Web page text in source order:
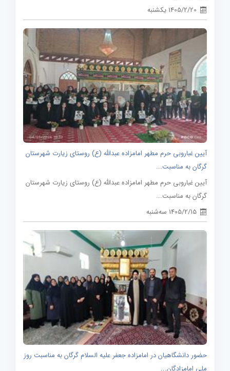
1405/2/20 یکشنبه
آیین غباروبی حرم مطهر امامزاده عبدالله (ع) روستای زیارت شهرستان
گرگان به مناسبت...
آیین غباروبی حرم مطهر امامزاده عبدالله (ع) روستای زیارت شهرستان
گرگان به مناسبت...
1405/2/15 سه‌شنبه
حضور دانشگاهیان در امامزاده جعفر علیه السلام گرگان به مناسبت روز
ملی امامزادگان...